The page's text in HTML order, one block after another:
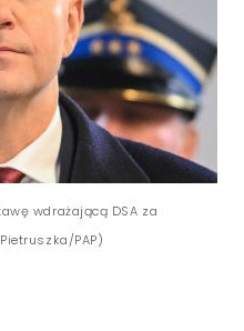
wdrażającą DSA za
PAP)